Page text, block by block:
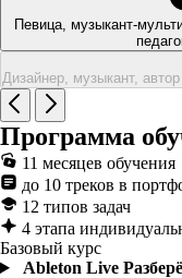
Певица, музыкант-
Дизайнер, музыкант,
Программа
11 месяцев обучения
до 10 треков в
12 типов задач
4 этапа
Базовый курс
Ableton Live